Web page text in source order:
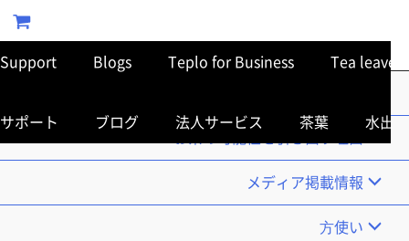
メディア掲載情報
使い⽅
Tea leaves
Teplo for Business
Blogs
Support
水出
茶葉
法人サービス
ブログ
サポート